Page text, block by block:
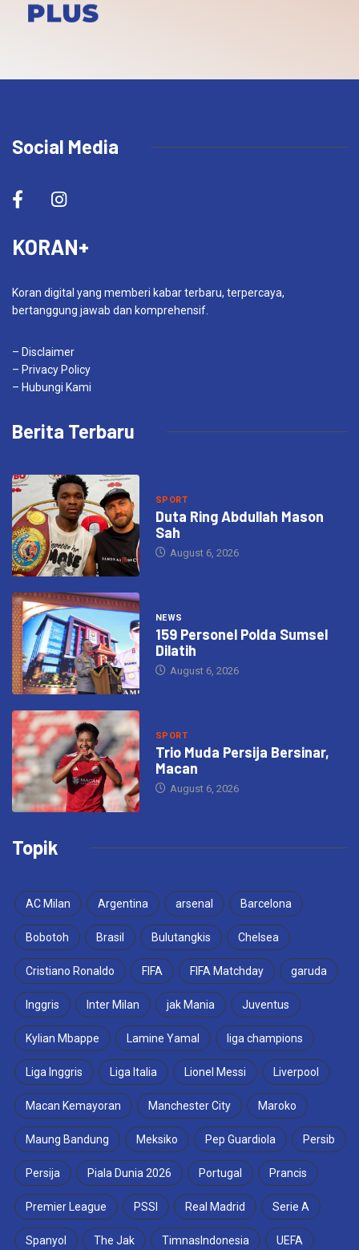
Social Media
KORAN+
Koran digital yang memberi kabar terbaru, terpercaya,
bertanggung jawab dan komprehensif.
– Disclaimer
– Privacy Policy
– Hubungi Kami
Berita Terbaru
SPORT
Duta Ring Abdullah Mason
Sah
August 6, 2026
NEWS
159 Personel Polda Sumsel
Dilatih
August 6, 2026
SPORT
Trio Muda Persija Bersinar,
Macan
August 6, 2026
Topik
AC Milan Argentina arsenal Barcelona
Bobotoh Brasil Bulutangkis Chelsea
Cristiano Ronaldo FIFA FIFA Matchday garuda
Inggris Inter Milan jak Mania Juventus
Kylian Mbappe Lamine Yamal liga champions
Liga Inggris Liga Italia Lionel Messi Liverpool
Macan Kemayoran Manchester City Maroko
Maung Bandung Meksiko Pep Guardiola Persib
Persija Piala Dunia 2026 Portugal Prancis
Premier League PSSI Real Madrid Serie A
Spanyol The Jak TimnasIndonesia UEFA